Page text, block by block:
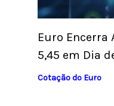
Euro Encerra
5,45 em Dia
Cotação do Euro